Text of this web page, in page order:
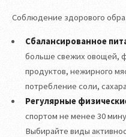
Соблюдение здорового
Сбалансированное
больше свежих овощей,
продуктов, нежирного
потребление соли,
Регулярные
спортом не менее 30
Выбирайте виды